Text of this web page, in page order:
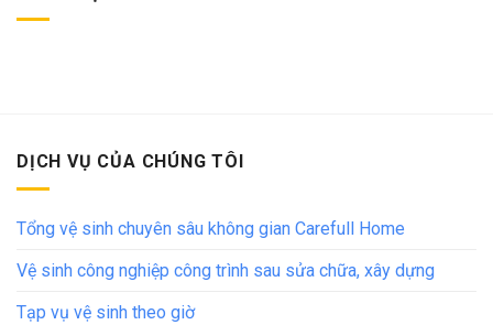
DỊCH VỤ CỦA CHÚNG TÔI
Tổng vệ sinh chuyên sâu không gian Carefull Home
Vệ sinh công nghiệp công trình sau sửa chữa, xây dựng
Tạp vụ vệ sinh theo giờ